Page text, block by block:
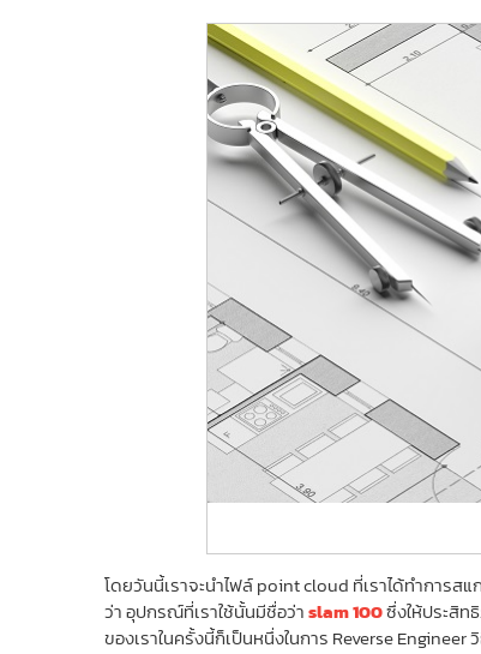
โดยวันนี้เราจะนำไฟล์ point cloud ที่เราได้ทำการ
ว่า อุปกรณ์ที่เราใช้นั้นมีชื่อว่าslam 100ซึ่งให้ประสิท
ของเราในครั้งนี้ก็เป็นหนึ่งในการ Reverse